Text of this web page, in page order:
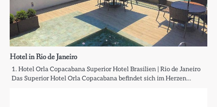
Hotel in Rio de Janeiro
1. Hotel Orla Copacabana Superior Hotel Brasilien | Rio de Janeiro
Das Superior Hotel Orla Copacabana befindet sich im Herzen…